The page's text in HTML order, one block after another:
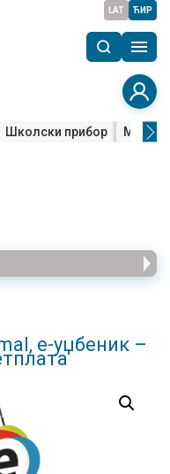
LAT ЋИР
Школски прибор Мала
е-уџбеник –